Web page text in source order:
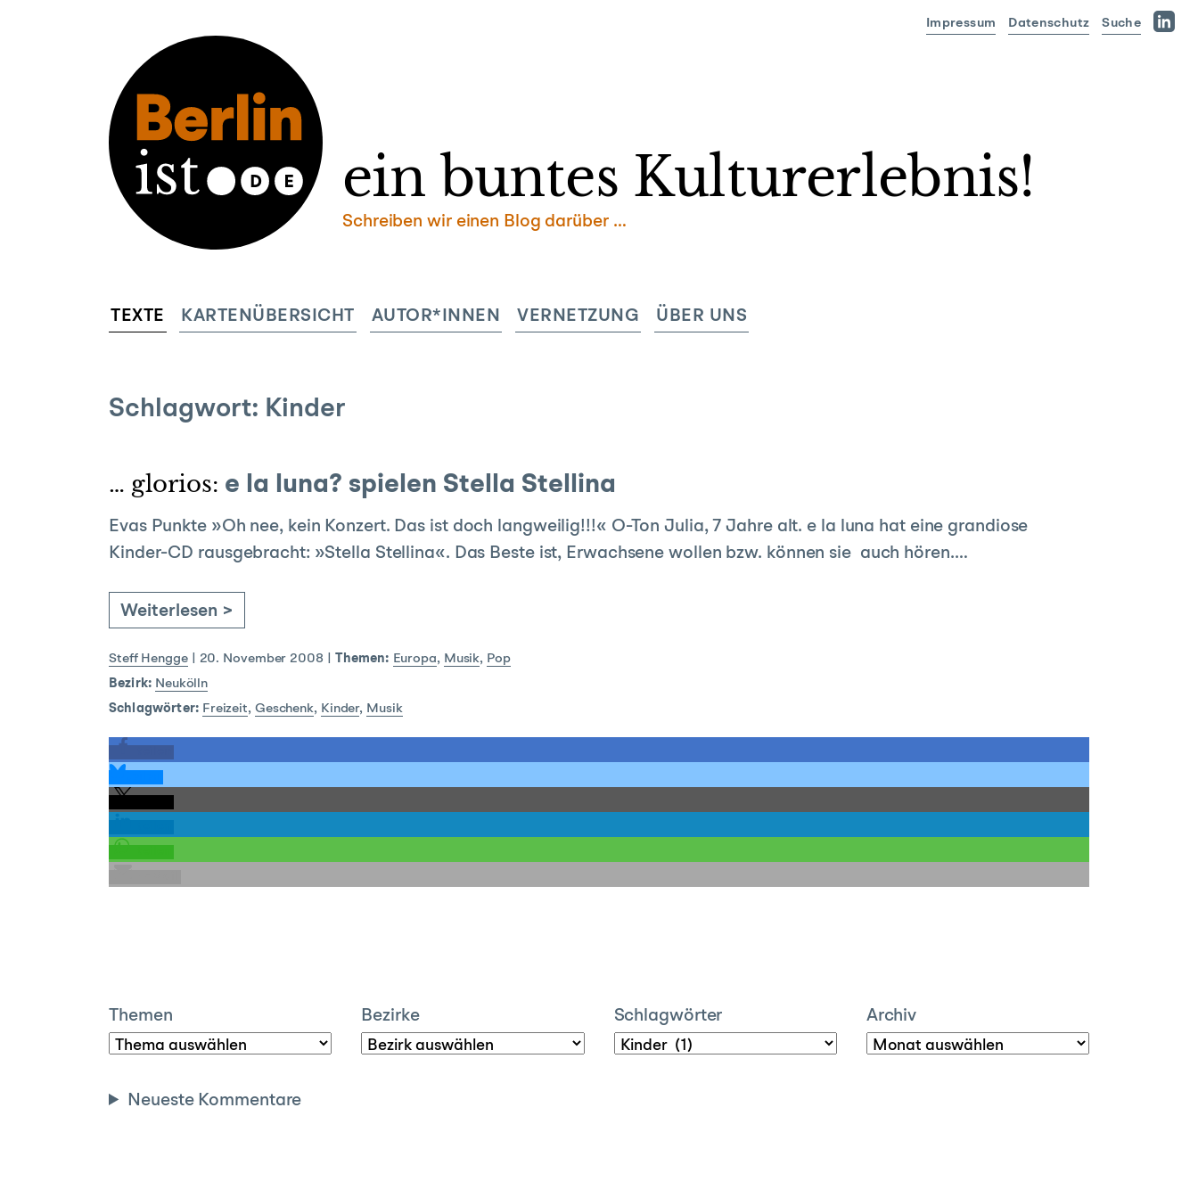
ein buntes Kulturerlebnis!
Schreiben wir einen Blog darüber …
TEXTE KARTENÜBERSICHT AUTOR*INNEN VERNETZUNG ÜBER UNS
Impressum Datenschutz
Suche
Schlagwort: Kinder
… glorios: e la luna? spielen Stella Stellina
Evas Punkte »Oh nee, kein Konzert. Das ist doch langweilig!!!« O-Ton Julia, 7 Jahre alt. e la luna hat eine grandiose
Kinder-CD rausgebracht: »Stella Stellina«. Das Beste ist, Erwachsene wollen bzw. können sie auch hören.…
Weiterlesen >
Steff Hengge| 20. November 2008 Themen: Europa, Musik, Pop
Bezirk: Neukölln
Schlagwörter: Freizeit, Geschenk, Kinder, Musik
Themen Bezirke Schlagwörter Archiv
Neueste Kommentare